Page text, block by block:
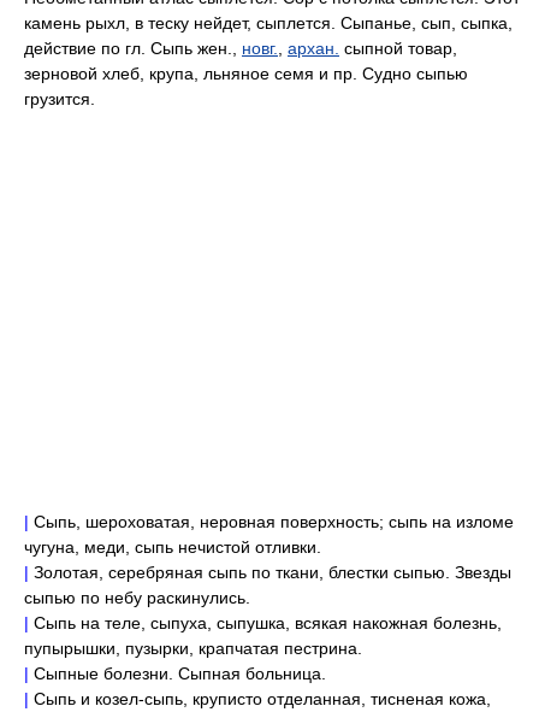
камень рыхл, в теску нейдет, сыплется. Сыпанье, сып, сыпка,
действие по гл. Сыпь жен., новг. архан. сыпной товар,
зерновой хлеб, крупа, льняное семя и пр. Судно сыпью
грузится.
| Сыпь, шероховатая, неровная поверхность; сыпь на изломе
чугуна, меди, сыпь нечистой отливки.
| Золотая, серебряная сыпь по ткани, блестки сыпью. Звезды
сыпью по небу раскинулись.
| Сыпь на теле, сыпуха, сыпушка, всякая накожная болезнь,
пупырышки, пузырки, крапчатая пестрина.
| Сыпные болезни. Сыпная больница.
| Сыпь и козел-сыпь, круписто отделанная, тисненая кожа,